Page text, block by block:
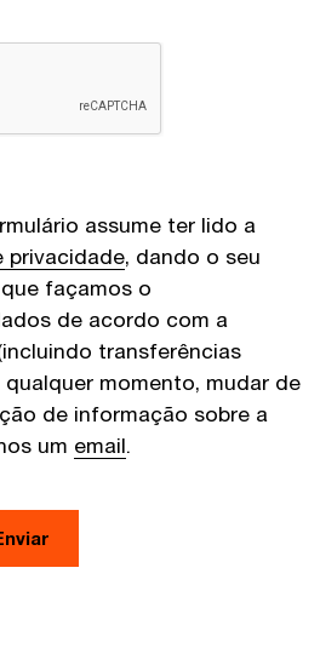
assume ter lido a
privacidade, dando o seu
façamos o
de acordo com a
transferências
qualquer momento, mudar de
de informação sobre a
um email.